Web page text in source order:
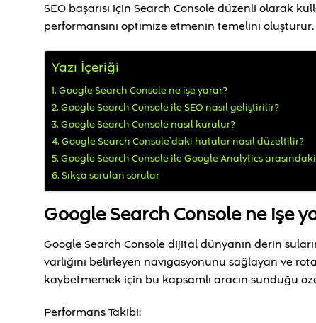
SEO başarısı için Search Console düzenli olarak
performansını optimize etmenin temelini oluşturur.
Yazı İçeriği
Google Search Console ne işe yarar?
Google Search Console ile SEO nasıl geliştirilir?
Google Search Console nasıl kurulur?
Google Search Console’daki hatalar nasıl düzeltilir?
Google Search Console ile Google Analytics
Sıkça sorulan sorular
Google Search Console ne işe
Google Search Console dijital dünyanın derin
varlığını belirleyen navigasyonunu sağlayan ve
kaybetmemek için bu kapsamlı aracın sunduğu
Performans Takibi: